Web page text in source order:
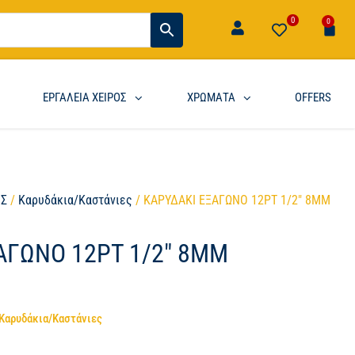
0 0
ΕΡΓΑΛΕΙΑ ΧΕΙΡΟΣ ΧΡΩΜΑΤΑ OFFERS
/ Καρυδάκια/Καστάνιες / ΚΑΡΥΔΑΚΙ ΕΞΑΓΩΝΟ 12PT 1/2″ 8MM
12PT 1/2″ 8MM
Καστάνιες